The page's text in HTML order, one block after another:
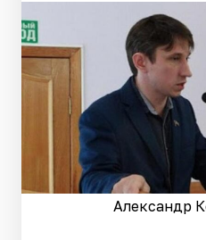
Александр